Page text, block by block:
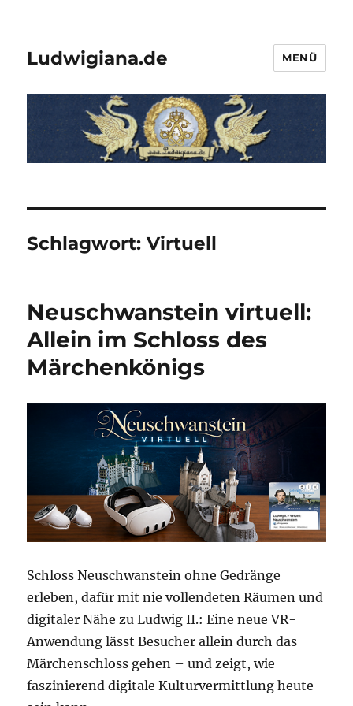
Ludwigiana.de MENÜ
Schlagwort:Virtuell
Neuschwanstein virtuell:
Allein im Schloss des
Märchenkönigs
Schloss Neuschwanstein ohne Gedränge
erleben, dafür mit nie vollendeten Räumen und
digitaler Nähe zu Ludwig II.: Eine neue VR-
Anwendung lässt Besucher allein durch das
Märchenschloss gehen – und zeigt, wie
faszinierend digitale Kulturvermittlung heute